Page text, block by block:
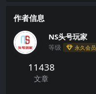
作者信息
NS头号玩家
等级 永久会员
11438
文章